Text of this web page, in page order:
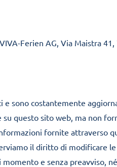
Ferien AG, Via Maistra
sono costantemente
questo sito web, ma non
fornite attraverso
il diritto di modificare le
e senza preavviso,